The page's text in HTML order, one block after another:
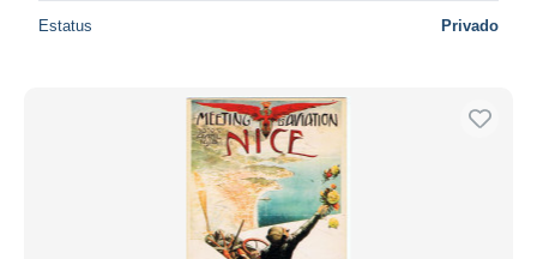
Estatus Privado